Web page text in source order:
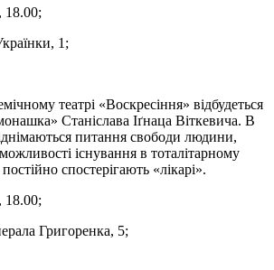
18.00;
1;
театрі «Воскресіння» відбудеться
Станіслава Іґнаца Віткевича. В
питання свободи людини,
існування в тоталітарному
спостерігають «лікарі».
18.00;
Григоренка, 5;